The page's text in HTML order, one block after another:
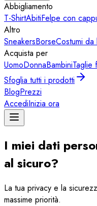
Abbigliamento
T-ShirtAbitiFelpe con
Altro
SneakersBorseCostumi da
Acquista per
UomoDonnaBambiniTaglie
Sfoglia tutti i prodotti
BlogPrezzi
AccediInizia ora
I miei dati
al sicuro?
La tua privacy e la
massime priorità.